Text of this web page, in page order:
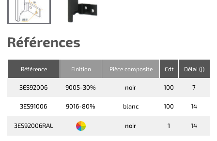
Références
Référence Finition Pièce composite Cdt Délai (j)
3ES92006 9005-30% noir 100 7
3ES91006 9016-80% blanc 100 14
3ES92006RAL noir 1 14